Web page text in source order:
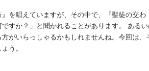
を唱えていますが、その中で、『聖徒の交わ
すか？」と聞かれることがあります。 あるい
がいらっしゃるかもしれませんね。今回は、
う。